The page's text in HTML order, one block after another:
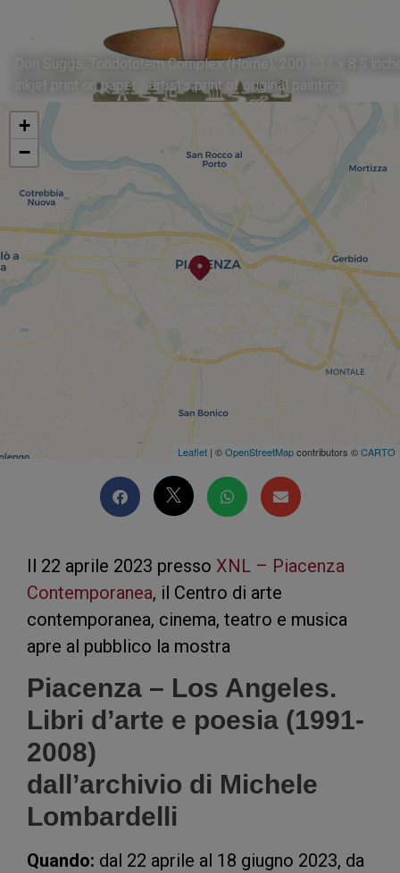
Don Suggs, Tondototem Complex (Home), 2001, 11 x 8.5
inkjet print on paper - artist's print of original painting
+
−
Leaflet | ©OpenStreetMapcontributors ©CARTO
Il 22 aprile 2023 presso XNL – Piacenza
Contemporanea, il Centro di arte
contemporanea, cinema, teatro e musica
apre al pubblico la mostra
Piacenza – Los Angeles.
Libri d’arte e poesia (1991-
2008)
dall’archivio di Michele
Lombardelli
Quando: dal 22 aprile al 18 giugno 2023, da